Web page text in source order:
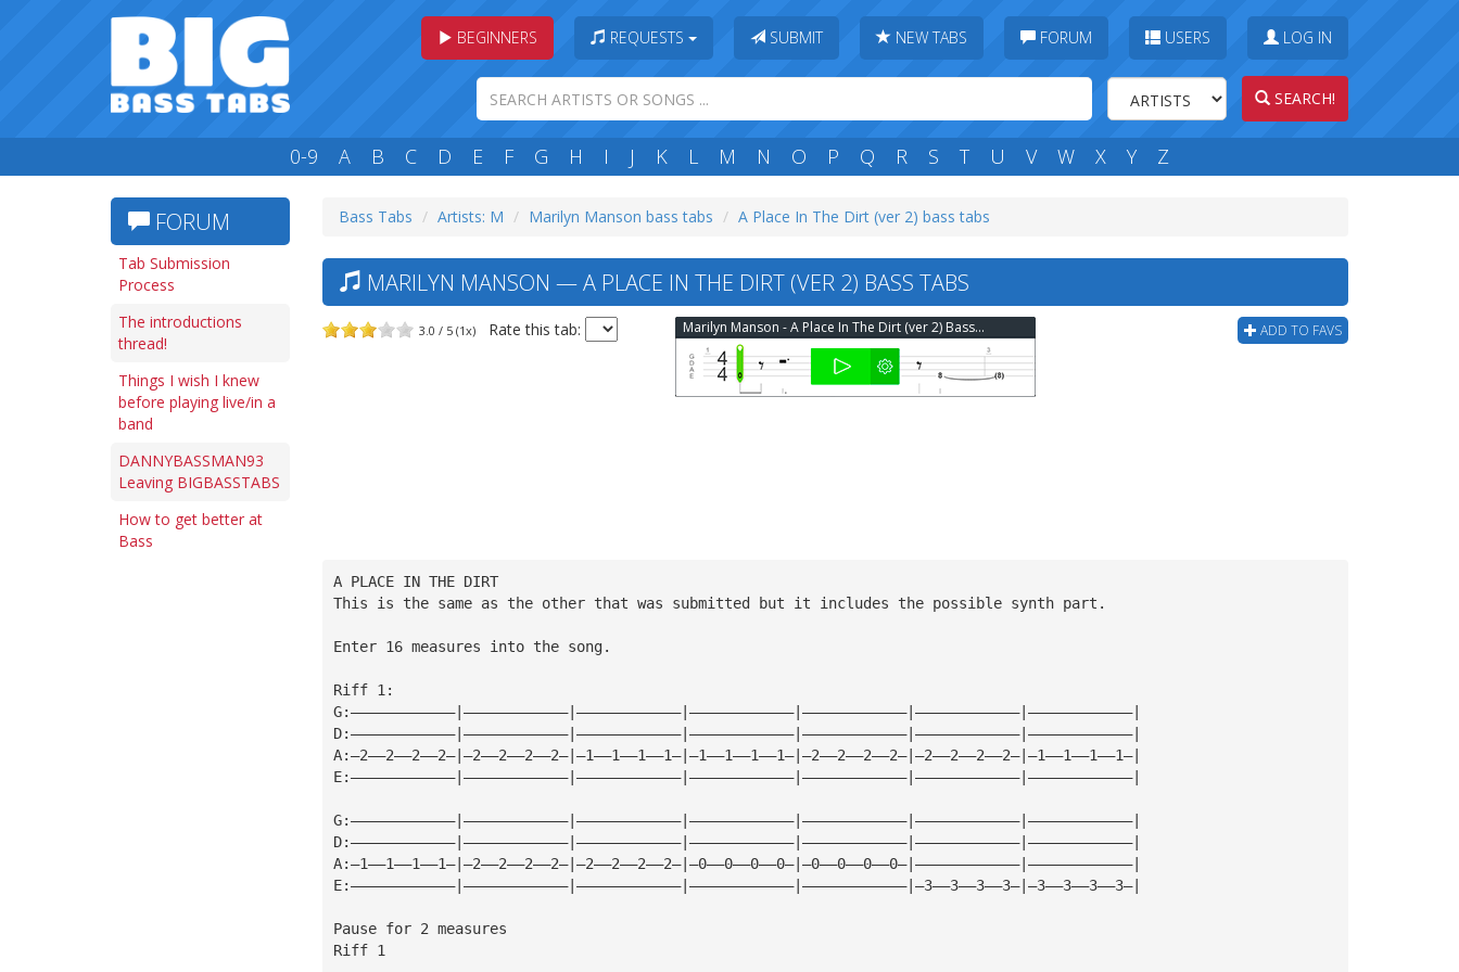
BEGINNERS REQUESTS SUBMIT NEW TABS FORUM USERS LOG IN
SEARCH!
0-9 A B C D E F G H I J K L M N O P Q R S T U V W X Y Z
FORUM
Tab Submission
Process
The introductions
thread!
Things I wish I knew
before playing live/in a
band
DANNYBASSMAN93
Leaving BIGBASSTABS
How to get better at
Bass
Bass Tabs Artists: M Marilyn Manson bass tabs A Place In The Dirt (ver 2) bass tabs
MARILYN MANSON — A PLACE IN THE DIRT (VER 2) BASS TABS
3.0 / 5 (1x) Rate this tab: ADD TO FAVS
Marilyn Manson - A Place In The Dirt (ver 2) Bass Tab
A PLACE IN THE DIRT
This is the same as the other that was submitted but it includes the possible synth part.
Enter 16 measures into the song.
Riff 1:
G:————————————|————————————|————————————|————————————|————————————|————————————|————————————|
D:————————————|————————————|————————————|————————————|————————————|————————————|————————————|
A:—2——2——2——2—|—2——2——2——2—|—1——1——1——1—|—1——1——1——1—|—2——2——2——2—|—2——2——2——2—|—1——1——1——1—|
E:————————————|————————————|————————————|————————————|————————————|————————————|————————————|
G:————————————|————————————|————————————|————————————|————————————|————————————|————————————|
D:————————————|————————————|————————————|————————————|————————————|————————————|————————————|
A:—1——1——1——1—|—2——2——2——2—|—2——2——2——2—|—0——0——0——0—|—0——0——0——0—|————————————|————————————|
E:————————————|————————————|————————————|————————————|————————————|—3——3——3——3—|—3——3——3——3—|
Pause for 2 measures
Riff 1